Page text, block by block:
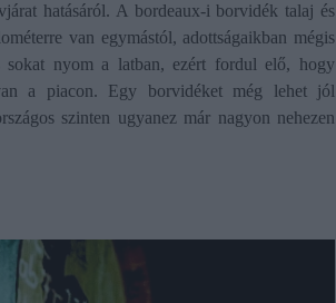
hatásáról. A bordeaux-i borvidék talaj és
van egymástól, adottságaikban mégis
sokat nyom a latban, ezért fordul elő, hogy
a piacon. Egy borvidéket még lehet jól
szinten ugyanez már nagyon nehezen